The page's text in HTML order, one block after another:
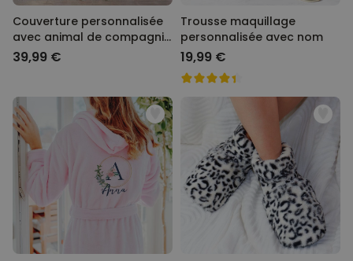
Couverture personnalisée
avec animal de compagnie
et fond couleur
39,99 €
Trousse maquillage
personnalisée avec nom
19,99 €